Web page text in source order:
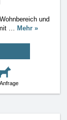
und
… Mehr »